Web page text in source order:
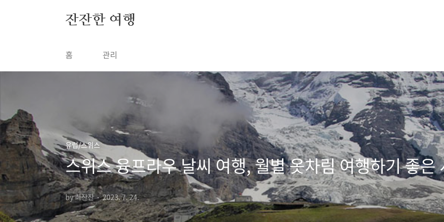
잔잔한 여행
홈 관리
유럽/스위스
스위스 융프라우 날씨 여행, 월별 옷차림 여행하기 좋은
by 최잔잔 2023. 7. 24.